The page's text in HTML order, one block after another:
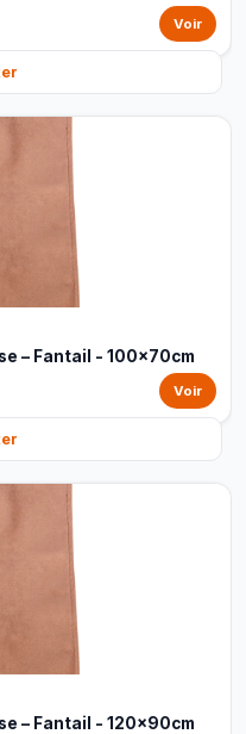
Voir
– Fantail - 100x70cm
Voir
– Fantail - 120x90cm